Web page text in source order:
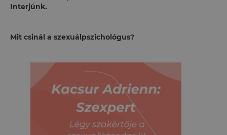
Interjúnk.
Mit csinál a szexuálpszichológus?